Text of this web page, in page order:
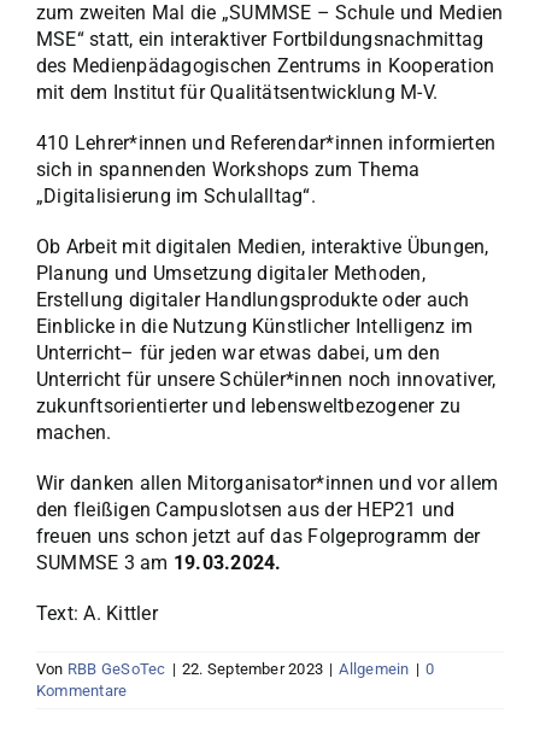
zum zweiten Mal die „SUMMSE – Schule und Medien
MSE“ statt, ein interaktiver Fortbildungsnachmittag
des Medienpädagogischen Zentrums in Kooperation
mit dem Institut für Qualitätsentwicklung M-V.
410 Lehrer*innen und Referendar*innen informierten
sich in spannenden Workshops zum Thema
„Digitalisierung im Schulalltag“.
Ob Arbeit mit digitalen Medien, interaktive Übungen,
Planung und Umsetzung digitaler Methoden,
Erstellung digitaler Handlungsprodukte oder auch
Einblicke in die Nutzung Künstlicher Intelligenz im
Unterricht– für jeden war etwas dabei, um den
Unterricht für unsere Schüler*innen noch innovativer,
zukunftsorientierter und lebensweltbezogener zu
machen.
Wir danken allen Mitorganisator*innen und vor allem
den fleißigen Campuslotsen aus der HEP21 und
freuen uns schon jetzt auf das Folgeprogramm der
SUMMSE 3 am 19.03.2024.
Text: A. Kittler
Von RBB GeSoTec | 22. September 2023 | Allgemein | 0
Kommentare